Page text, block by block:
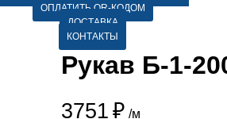
ОПЛАТИТЬ QR-КОДОМ
ДОСТАВКА
КОНТАКТЫ
Рукав Б-1-
3751 ₽ /м